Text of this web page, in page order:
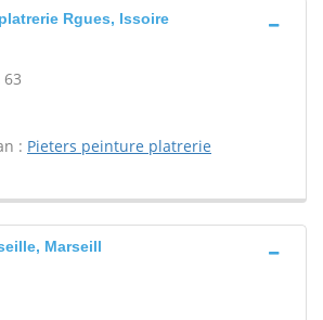
Rgues, Issoire
: Pieters peinture platrerie
Marseill